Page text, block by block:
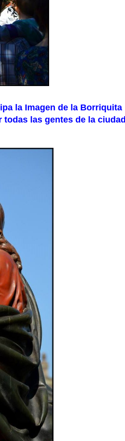
la Imagen de la Borriquita
las gentes de la ciudad